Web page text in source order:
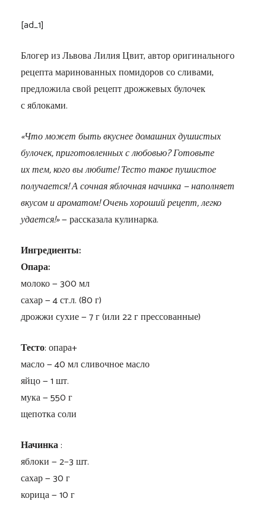
[ad_1]
Блогер из Львова Лилия Цвит, автор оригинального
рецепта маринованных помидоров со сливами,
предложила свой рецепт дрожжевых булочек
с яблоками.
«Что может быть вкуснее домашних душистых
булочек, приготовленных с любовью? Готовьте
их тем, кого вы любите! Тесто такое пушистое
получается! А сочная яблочная начинка — наполняет
вкусом и ароматом! Очень хороший рецепт, легко
удается!»— рассказала кулинарка.
Ингредиенты:
Опара:
молоко — 300 мл
сахар — 4 ст.л. (80 г)
дрожжи сухие — 7 г (или 22 г прессованные)
Тесто: опара+
масло — 40 мл сливочное масло
яйцо — 1 шт.
мука — 550 г
щепотка соли
Начинка:
яблоки — 2−3 шт.
сахар — 30 г
корица — 10 г